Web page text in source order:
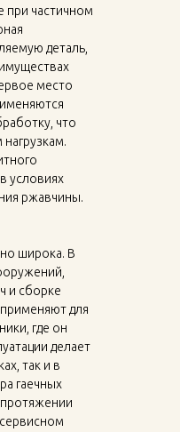
при частичном
деталь,
место
что
условиях
ржавчины.
широка. В
и сборке
для
где он
делает
так и в
гаечных